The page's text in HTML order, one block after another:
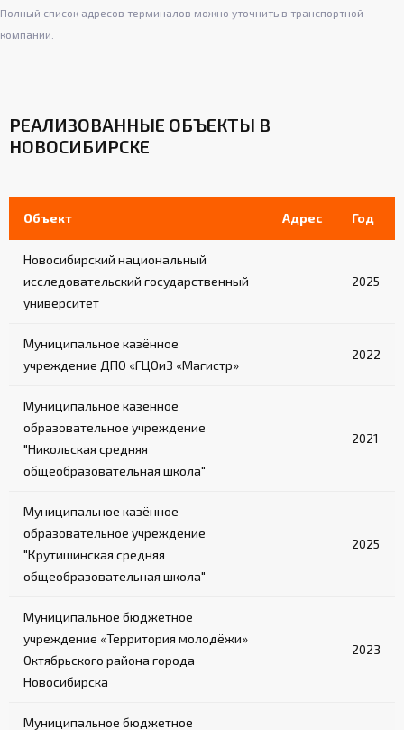
Полный список адресов терминалов можно уточнить в транспортной
компании.
РЕАЛИЗОВАННЫЕ ОБЪЕКТЫ В
НОВОСИБИРСКЕ
Объект Адрес Год
Новосибирский национальный
исследовательский государственный
университет
2025
Муниципальное казённое
учреждение ДПО «ГЦОиЗ «Магистр»
2022
Муниципальное казённое
образовательное учреждение
"Никольская средняя
общеобразовательная школа"
2021
Муниципальное казённое
образовательное учреждение
"Крутишинская средняя
общеобразовательная школа"
2025
Муниципальное бюджетное
учреждение «Территория молодёжи»
Октябрьского района города
Новосибирска
2023
Муниципальное бюджетное